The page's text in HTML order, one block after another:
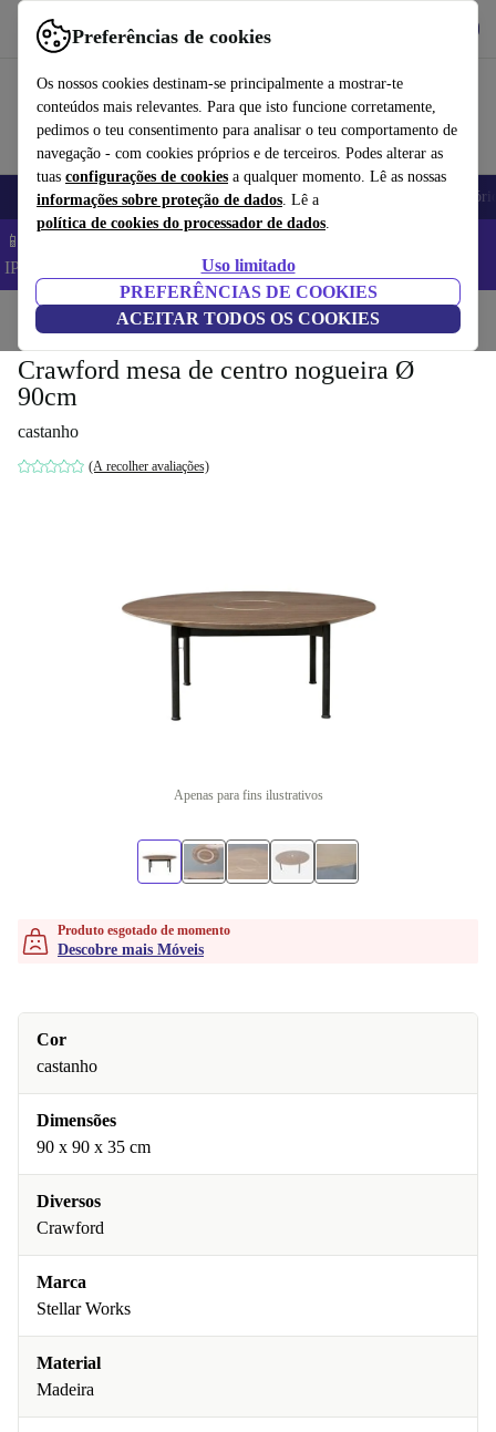
Preferências de cookies
Os nossos cookies destinam-se principalmente a mostrar-te
conteúdos mais relevantes. Para que isto funcione corretamente,
pedimos o teu consentimento para analisar o teu comportamento de
navegação - com cookies próprios e de terceiros. Podes alterar as
tuas configurações de cookies a qualquer momento. Lê as nossas
informações sobre proteção de dados. Lê a
política de cookies do processador de dados.
Uso limitado
PREFERÊNCIAS DE COOKIES
ACEITAR TODOS OS COOKIES
Use o refurbed de forma rápida e fácil
Telemóveis Computadores Portáteis Tablets
📱 Poupa 5% EXTRA em todos os iPhones – Código:
IPHONEDEAL –
Início Casa Móveis
Crawford mesa de centro nogueira Ø
90cm
castanho
(A recolher avaliações)
Apenas para fins ilustrativos
Produto esgotado de momento
Descobre mais Móveis
Cor
castanho
Dimensões
90 x 90 x 35 cm
Diversos
Crawford
Marca
Stellar Works
Material
Madeira